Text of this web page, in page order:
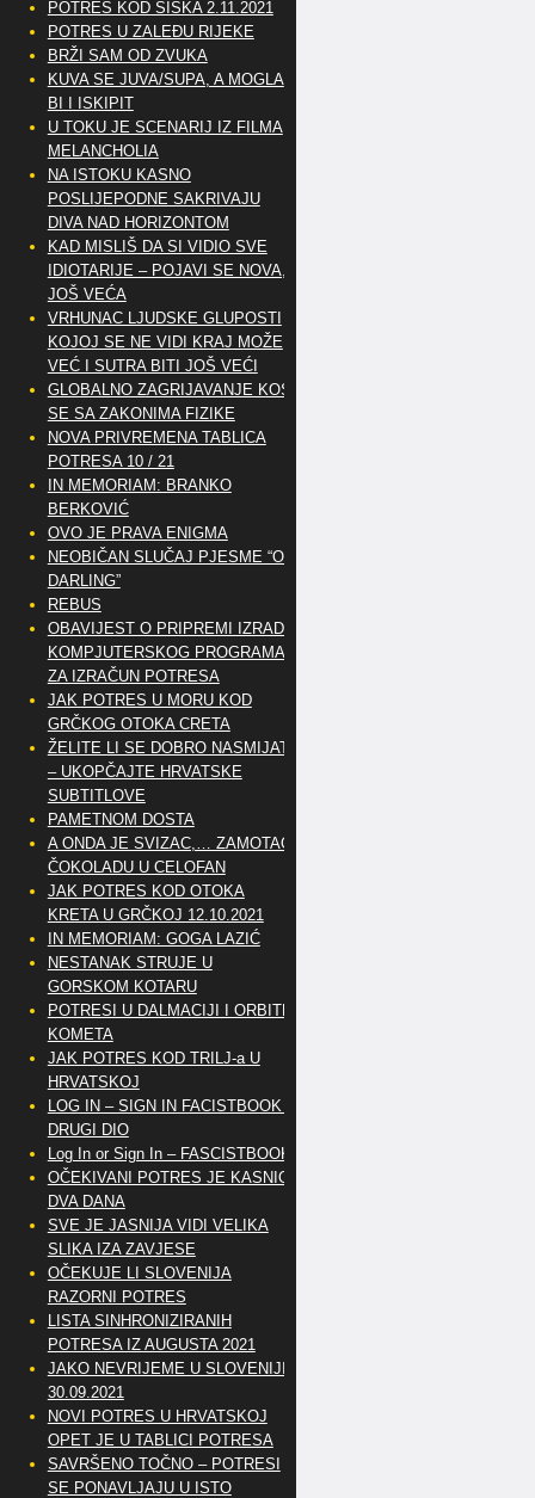
POTRES KOD SISKA 2.11.2021
POTRES U ZALEĐU RIJEKE
BRŽI SAM OD ZVUKA
KUVA SE JUVA/SUPA, A MOGLA
BI I ISKIPIT
U TOKU JE SCENARIJ IZ FILMA
MELANCHOLIA
NA ISTOKU KASNO
POSLIJEPODNE SAKRIVAJU
DIVA NAD HORIZONTOM
KAD MISLIŠ DA SI VIDIO SVE
IDIOTARIJE – POJAVI SE NOVA,..
JOŠ VEĆA
VRHUNAC LJUDSKE GLUPOSTI
KOJOJ SE NE VIDI KRAJ MOŽE
VEĆ I SUTRA BITI JOŠ VEĆI
GLOBALNO ZAGRIJAVANJE KOSI
SE SA ZAKONIMA FIZIKE
NOVA PRIVREMENA TABLICA
POTRESA 10 / 21
IN MEMORIAM: BRANKO
BERKOVIĆ
OVO JE PRAVA ENIGMA
NEOBIČAN SLUČAJ PJESME “OH
DARLING”
REBUS
OBAVIJEST O PRIPREMI IZRADE
KOMPJUTERSKOG PROGRAMA
ZA IZRAČUN POTRESA
JAK POTRES U MORU KOD
GRČKOG OTOKA CRETA
ŽELITE LI SE DOBRO NASMIJATI
– UKOPČAJTE HRVATSKE
SUBTITLOVE
PAMETNOM DOSTA
A ONDA JE SVIZAC,… ZAMOTAO
ČOKOLADU U CELOFAN
JAK POTRES KOD OTOKA
KRETA U GRČKOJ 12.10.2021
IN MEMORIAM: GOGA LAZIĆ
NESTANAK STRUJE U
GORSKOM KOTARU
POTRESI U DALMACIJI I ORBITE
KOMETA
JAK POTRES KOD TRILJ-a U
HRVATSKOJ
LOG IN – SIGN IN FACISTBOOK –
DRUGI DIO
Log In or Sign In – FASCISTBOOK
OČEKIVANI POTRES JE KASNIO
DVA DANA
SVE JE JASNIJA VIDI VELIKA
SLIKA IZA ZAVJESE
OČEKUJE LI SLOVENIJA
RAZORNI POTRES
LISTA SINHRONIZIRANIH
POTRESA IZ AUGUSTA 2021
JAKO NEVRIJEME U SLOVENIJI
30.09.2021
NOVI POTRES U HRVATSKOJ
OPET JE U TABLICI POTRESA
SAVRŠENO TOČNO – POTRESI
SE PONAVLJAJU U ISTO